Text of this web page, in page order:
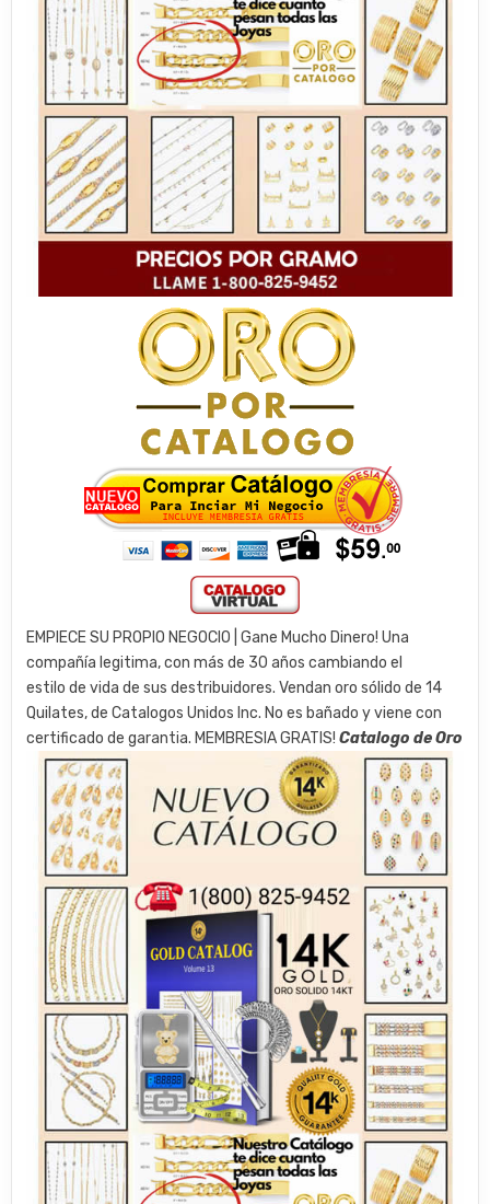
EMPIECE SU PROPIO NEGOCIO | Gane Mucho Dinero! Una
compañía legitima, con más de 30 años cambiando el
estilo de vida de sus destribuidores. Vendan oro sólido de 14
Quilates, de Catalogos Unidos Inc. No es bañado y viene con
certificado de garantia. MEMBRESIA GRATIS!​Catalogo de Oro